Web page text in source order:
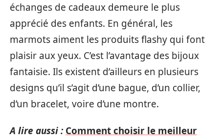
échanges de cadeaux demeure le plus
apprécié des enfants. En général, les
marmots aiment les produits flashy qui font
plaisir aux yeux. C’est l’avantage des bijoux
fantaisie. Ils existent d’ailleurs en plusieurs
designs qu’il s’agit d’une bague, d’un collier,
d’un bracelet, voire d’une montre.
A lire aussi : Comment choisir le meilleur